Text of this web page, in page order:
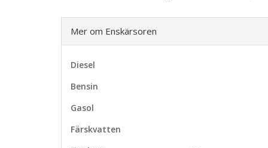
Mer om Enskärsoren
Diesel
Bensin
Gasol
Färskvatten